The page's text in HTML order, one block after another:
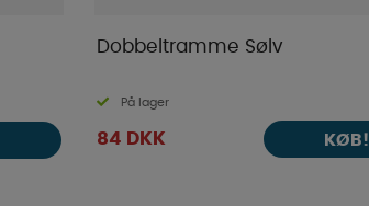
Dobbeltramme Sølv
På lager
84 DKK KØB!